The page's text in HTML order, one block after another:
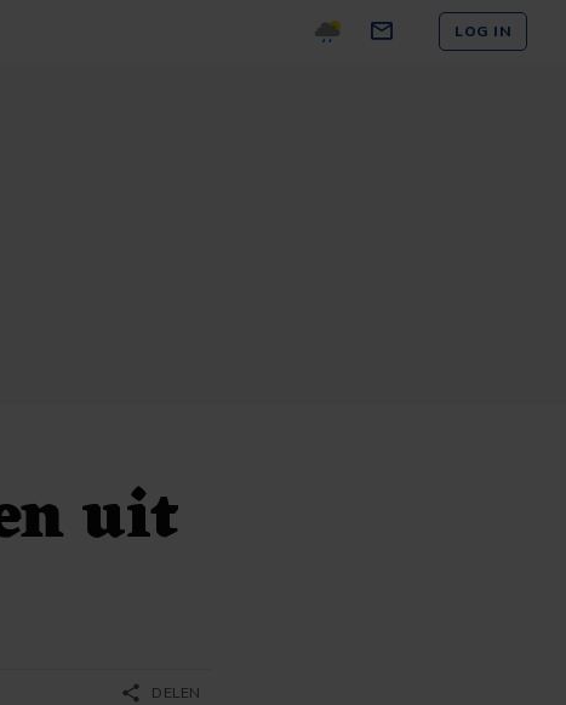
LOG IN
uit
share DELEN